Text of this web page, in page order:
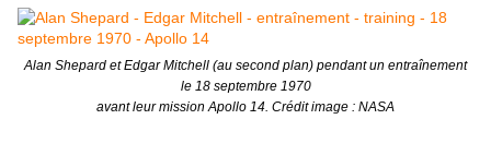
Alan Shepard et Edgar Mitchell (au second plan) pendant un entraînement
le 18 septembre 1970
avant leur mission Apollo 14. Crédit image : NASA